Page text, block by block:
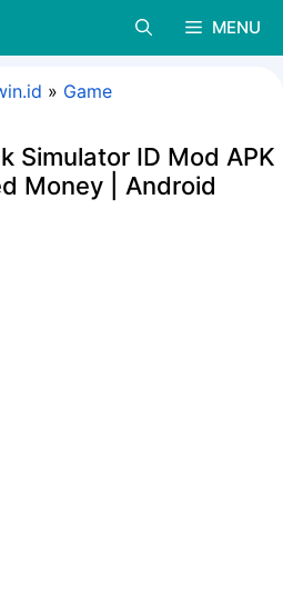
MENU
» Game
Simulator ID Mod APK
Money | Android